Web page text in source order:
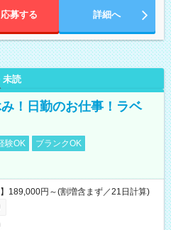
応募する 詳細へ
未読
！日勤のお仕事！ラベ
験OK
ブランクOK
189,000円～(割増含まず／21日計算)